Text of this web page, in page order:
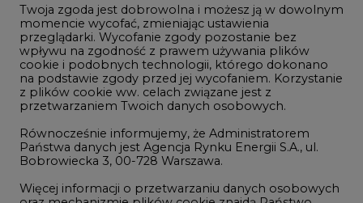
Atom
Fotowoltaika
Offshore wind
Zielone samorządy
Zielona gospodarka
Twoja zgoda jest dobrowolna i możesz ją w dowolnym
momencie wycofać, zmieniając ustawienia
przeglądarki. Wycofanie zgody pozostanie bez
wpływu na zgodność z prawem używania plików
cookie i podobnych technologii, którego dokonano
na podstawie zgody przed jej wycofaniem. Korzystanie
z plików cookie ww. celach związane jest z
przetwarzaniem Twoich danych osobowych.
Równocześnie informujemy, że Administratorem
Państwa danych jest Agencja Rynku Energii S.A., ul.
Bobrowiecka 3, 00-728 Warszawa.
Więcej informacji o przetwarzaniu danych osobowych